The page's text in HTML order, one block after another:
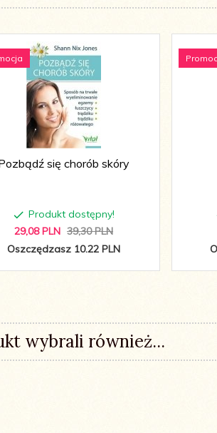
się chorób skóry
Produkt dostępny!
29,08 PLN 39,30 PLN
Oszczędzasz 10.22 PLN
wybrali również...